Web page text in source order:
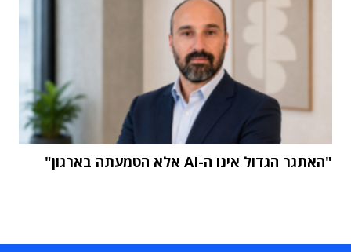
"האתגר הגדול אינו ה-AI אלא הטמעתה בארגון"